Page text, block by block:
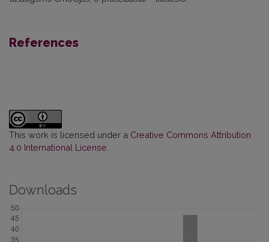
References
This work is licensed under a Creative Commons Attribution
4.0 International License
Downloads